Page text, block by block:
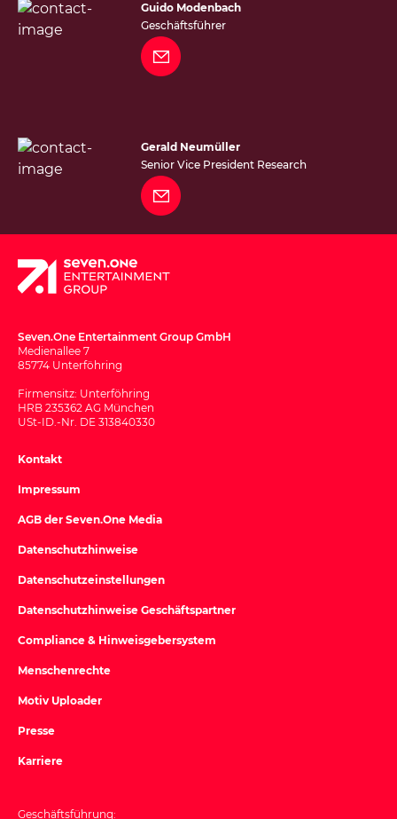
Guido Modenbach
Geschäftsführer
Gerald Neumüller
Senior Vice President Research
Seven.One Entertainment Group GmbH
Medienallee 7
85774 Unterföhring
Firmensitz: Unterföhring
HRB 235362 AG München
USt-ID.-Nr. DE 313840330
Kontakt
Impressum
AGB der Seven.One Media
Datenschutzhinweise
Datenschutzeinstellungen
Datenschutzhinweise Geschäftspartner
Compliance & Hinweisgebersystem
Menschenrechte
Motiv Uploader
Presse
Karriere
Geschäftsführung: